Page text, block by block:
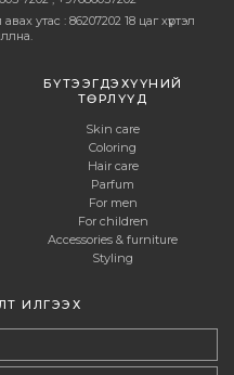
утас : 86207202 18 цаг хүртэл
БҮТЭЭГДЭХҮҮНИЙ
ТӨРЛҮҮД
Skin care
Coloring
Hair care
Parfum
For men
For children
Accessories & furniture
Styling
ИЛГЭЭХ